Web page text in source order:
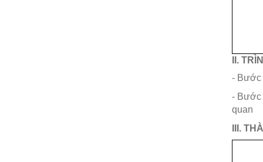
II.
- Bước
- Bước
quan
III.